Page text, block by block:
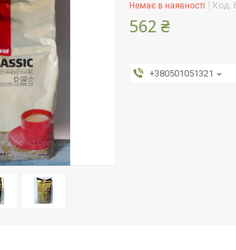
Немає в наявності Код:
562 ₴
+380501051321